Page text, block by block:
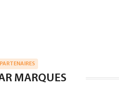
MARQUES